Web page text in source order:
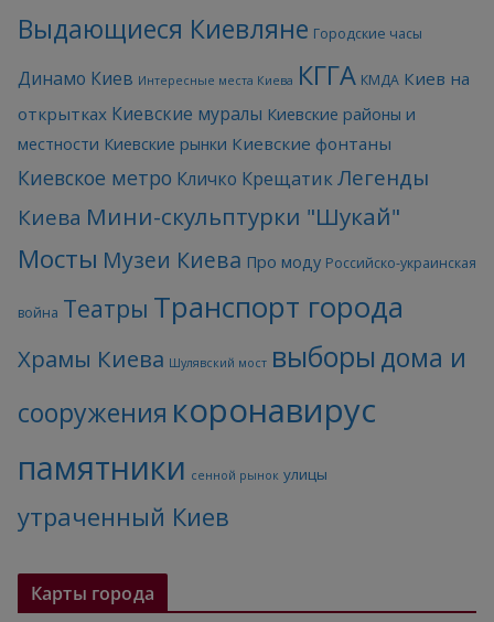
Выдающиеся Киевляне Городские часы
Динамо Киев Интересные места Киева КГГА КМДА Киев на
открытках Киевские муралы Киевские районы и
местности Киевские рынки Киевские фонтаны
Киевское метро Кличко КрещатикЛегенды
Киева Мини-скульптурки "Шукай"
Мосты Музеи Киева Про моду Российско-украинская
война Театры Транспорт города
Храмы Киева Шулявский мост выборы дома и
сооружения коронавирус
памятники сенной рынок улицы
утраченный Киев
Карты города